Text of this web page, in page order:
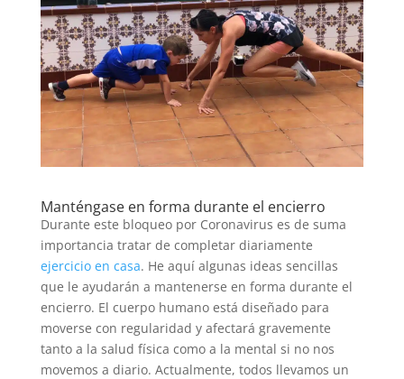
Manténgase en forma durante el encierro
Durante este bloqueo por Coronavirus es de suma
importancia tratar de completar diariamente
ejercicio en casa. He aquí algunas ideas sencillas
que le ayudarán a mantenerse en forma durante el
encierro. El cuerpo humano está diseñado para
moverse con regularidad y afectará gravemente
tanto a la salud física como a la mental si no nos
movemos a diario. Actualmente, todos llevamos un